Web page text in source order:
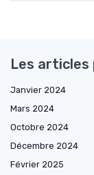
Les articles
Janvier 2024
Mars 2024
Octobre 2024
Décembre 2024
Février 2025